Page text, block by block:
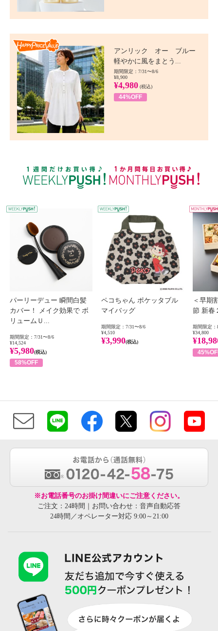
アンリック オー ブルー
軽やかに風をまとう...
期間限定：7/31〜8/6
¥8,900
¥4,980 (税込)
44%OFF
WEEKLY PUSH
パーリーデュー 瞬間白髪
カバー！ メイク効果で ボ
リュームＵ...
期間限定：7/31〜8/6
¥14,524
¥5,980(税込)
58%OFF
ペコちゃん ポケッタブル
マイバッグ
期間限定：7/31〜8/6
¥4,510
¥3,990(税込)
＜早期
節 新春
期間限定：
¥34,800
※お電話番号のお掛け間違いにご注意ください。
ご注文：24時間｜お問い合わせ：音声自動応答
24時間／オペレーター対応 9:00～21:00